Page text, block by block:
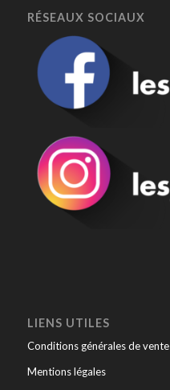
RÉSEAUX SOCIAUX
LIENS UTILES
Conditions générales de vente
Mentions légales